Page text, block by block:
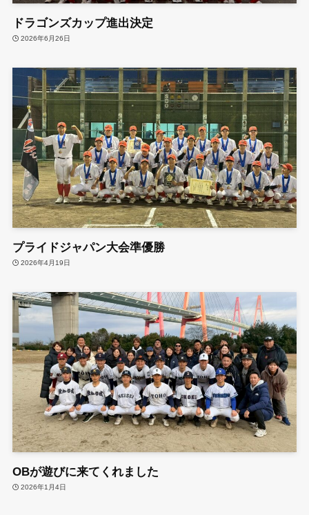
ドラゴンズカップ進出決定
2026年6月26日
プライドジャパン大会準優勝
2026年4月19日
OBが遊びに来てくれました
2026年1月4日